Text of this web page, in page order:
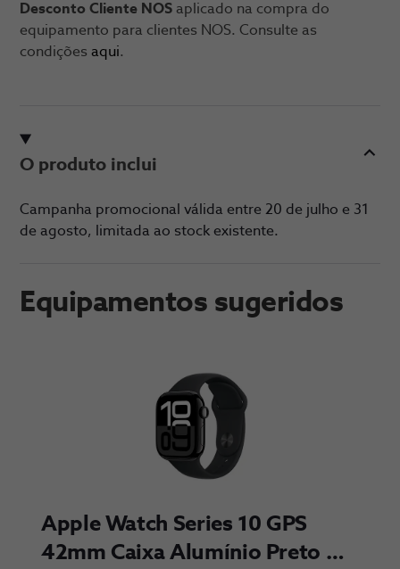
Desconto Cliente NOS aplicado na compra do
equipamento para clientes NOS. Consulte as
condições aqui.
O produto inclui
Campanha promocional válida entre 20 de julho e 31
de agosto, limitada ao stock existente.
Equipamentos sugeridos
Apple Watch Series 10 GPS
42mm Caixa Alumínio Preto